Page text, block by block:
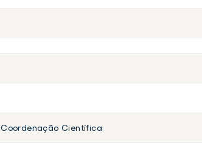
Científica